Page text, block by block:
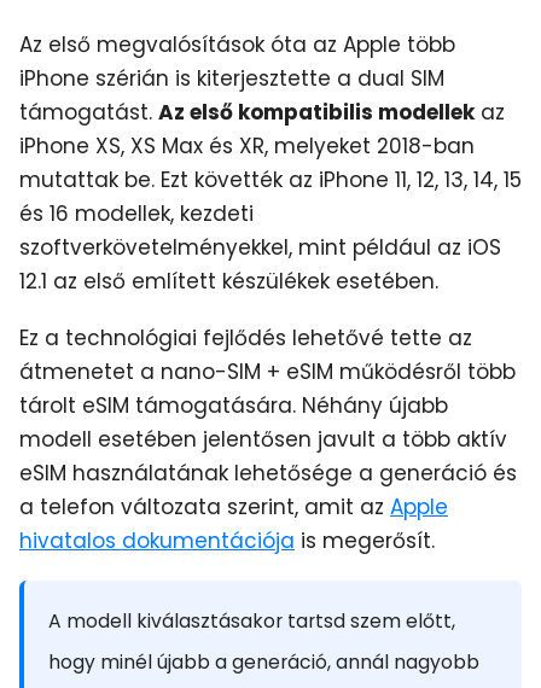
Az első megvalósítások óta az Apple több
iPhone szérián is kiterjesztette a dual SIM
támogatást. Az első kompatibilis modellekaz
iPhone XS, XS Max és XR, melyeket 2018-ban
mutattak be. Ezt követték az iPhone 11, 12, 13, 14, 15
és 16 modellek, kezdeti
szoftverkövetelményekkel, mint például az iOS
12.1 az első említett készülékek esetében.
Ez a technológiai fejlődés lehetővé tette az
átmenetet a nano-SIM + eSIM működésről több
tárolt eSIM támogatására. Néhány újabb
modell esetében jelentősen javult a több aktív
eSIM használatának lehetősége a generáció és
a telefon változata szerint, amit az Apple
hivatalos dokumentációja is megerősít.
A modell kiválasztásakor tartsd szem előtt,
hogy minél újabb a generáció, annál nagyobb